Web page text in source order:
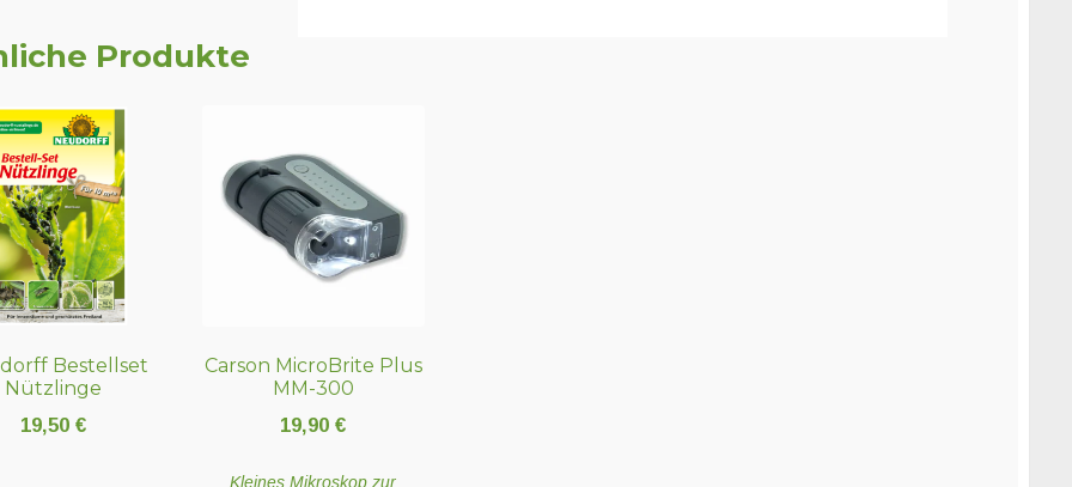
Produkte
Bestellset
Nützlinge
19,50€
Carson MicroBrite Plus
MM-300
19,90€
Kleines Mikroskop zur